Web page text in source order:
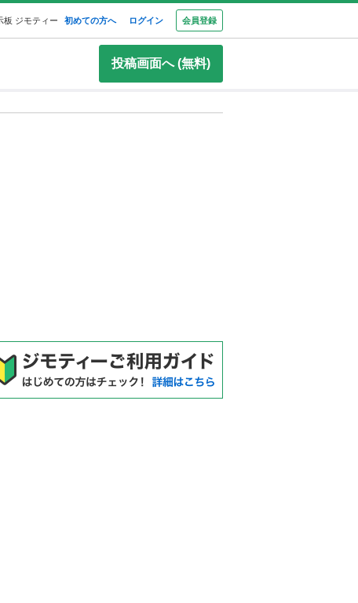
板 ジモティー 初めての方へ ログイン 会員登録
投稿画面へ (無料)